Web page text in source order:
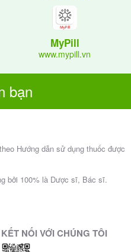
MyPill
www.mypill.vn
bạn
Hướng dẫn sử dụng thuốc được
bởi 100% là Dược sĩ, Bác sĩ.
KẾT NỐI VỚI CHÚNG TÔI